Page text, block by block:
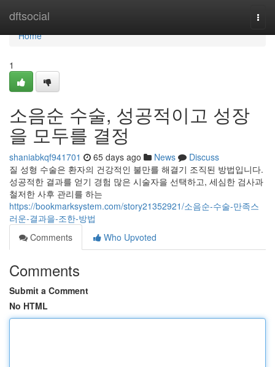
dftsocial
Home
Home
1
소음순 수술, 성공적이고 성장
을 모두를 결정
shaniabkqf941701 65 days ago News
Discuss
질 성형 수술은 환자의 건강적인 불만를 해결기 조직된 방법입니다.
성공적한 결과를 얻기 경험 많은 시술자을 선택하고, 세심한 검사과
철저한 사후 관리를 하는
https://bookmarksystem.com/story21352921/소음순-수술-만족스
러운-결과을-조한-방법
Comments
Who Upvoted
Comments
Submit a Comment
No HTML